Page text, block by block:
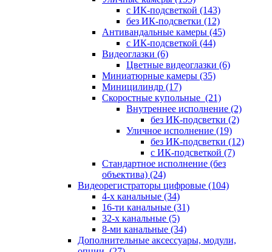
с ИК-подсветкой (143)
без ИК-подсветки (12)
Антивандальные камеры (45)
с ИК-подсветкой (44)
Видеоглазки (6)
Цветные видеоглазки (6)
Миниатюрные камеры (35)
Миницилиндр (17)
Скоростные купольные (21)
Внутреннее исполнение (2)
без ИК-подсветки (2)
Уличное исполнение (19)
без ИК-подсветки (12)
с ИК-подсветкой (7)
Стандартное исполнение (без
объектива) (24)
Видеорегистраторы цифровые (104)
4-х канальные (34)
16-ти канальные (31)
32-х канальные (5)
8-ми канальные (34)
Дополнительные аксессуары, модули,